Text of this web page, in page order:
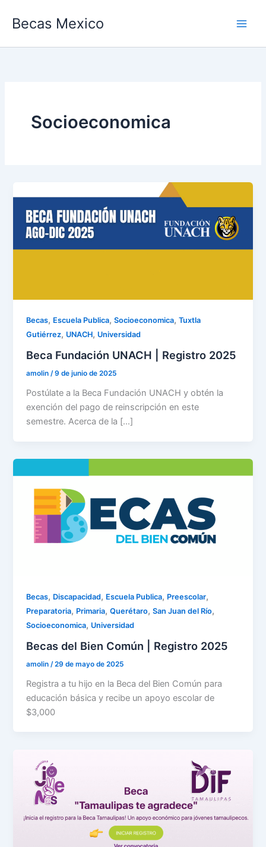
Becas Mexico
Socioeconomica
Becas, Escuela Publica,Socioeconomica,Tuxtla
Gutiérrez, UNACH, Universidad
Beca Fundación UNACH | Registro 2025
amolin/9 de junio de 2025
Postúlate a la Beca Fundación UNACH y obtén la
exención del pago de reinscripción en este
semestre. Acerca de la […]
Becas, Discapacidad, Escuela Publica, Preescolar,
Preparatoria, Primaria,Querétaro,San Juan del Río,
Socioeconomica, Universidad
Becas del Bien Común | Registro 2025
amolin /29 de mayo de 2025
Registra a tu hijo en la Beca del Bien Común para
educación básica y recibe un apoyo escolar de
$3,000